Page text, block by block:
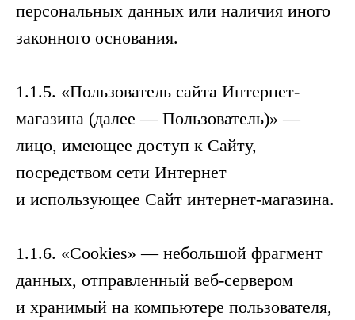
персональных данных или наличия иного
законного основания.
1.1.5. «Пользователь сайта Интернет-
магазина (далее — Пользователь)» —
лицо, имеющее доступ к Сайту,
посредством сети Интернет
и использующее Сайт интернет-магазина.
1.1.6. «Cookies» — небольшой фрагмент
данных, отправленный веб-сервером
и хранимый на компьютере пользователя,